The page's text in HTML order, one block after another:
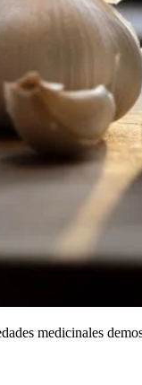
medicinales